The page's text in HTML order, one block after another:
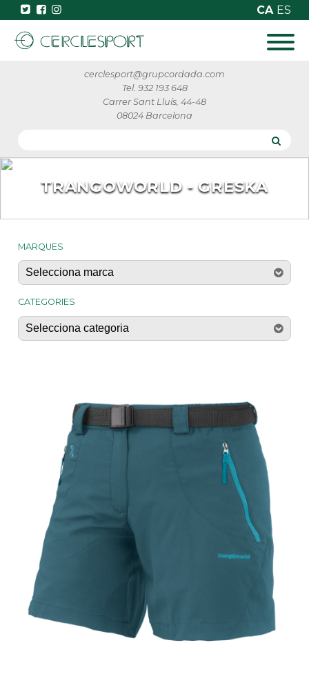
CA ES
cerclesport@grupcordada.com
Tel. 932 193 648
Carrer Sant Lluís, 44-48
08024 Barcelona
TRANGOWORLD - GRESKA
MARQUES
CATEGORIES